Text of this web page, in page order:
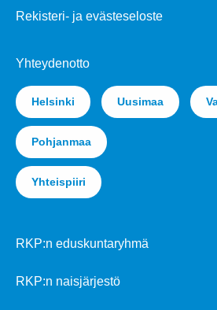
Rekisteri- ja evästeseloste
Yhteydenotto
Helsinki Uusimaa
Pohjanmaa
Yhteispiiri
RKP:n eduskuntaryhmä
RKP:n naisjärjestö